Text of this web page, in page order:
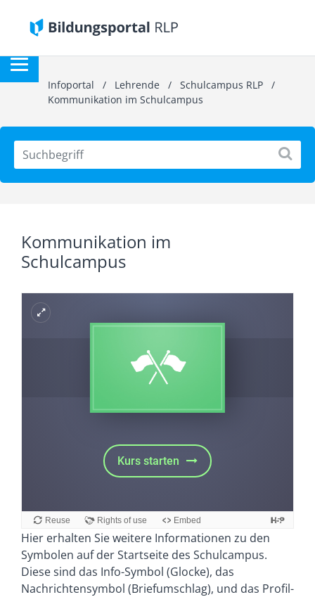
Infoportal / Lehrende / Schulcampus RLP /
Kommunikation im Schulcampus
Kommunikation im
Schulcampus
Hier erhalten Sie weitere Informationen zu den
Symbolen auf der Startseite des Schulcampus.
Diese sind das Info-Symbol (Glocke), das
Nachrichtensymbol (Briefumschlag), und das Profil-